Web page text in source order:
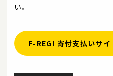
い。
F-REGI 寄付支払いサイ